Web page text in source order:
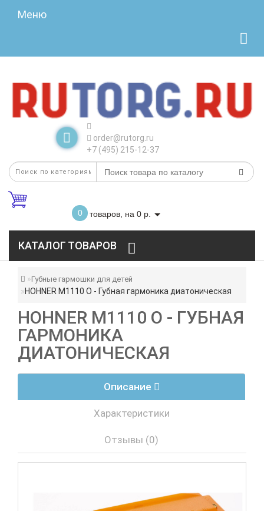
Меню
order@rutorg.ru
+7 (495) 215-12-37
0 товаров, на 0 р.
КАТАЛОГ ТОВАРОВ
Губные гармошки для детей
HOHNER M1110 O - Губная гармоника диатоническая
HOHNER M1110 O - ГУБНАЯ
ГАРМОНИКА
ДИАТОНИЧЕСКАЯ
Описание
Характеристики
Отзывы (0)